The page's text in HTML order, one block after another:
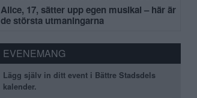
Alice, 17, sätter upp egen musikal – här är
de största utmaningarna
EVENEMANG
Lägg själv in ditt event i Bättre Stadsdels
kalender.